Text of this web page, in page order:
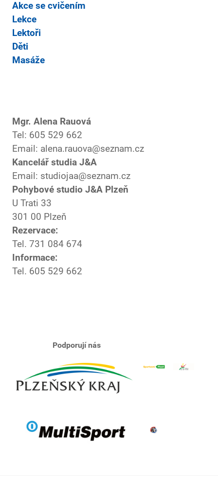
Akce se cvičením
Lekce
Lektoři
Děti
Masáže
Mgr. Alena Rauová
Tel: 605 529 662
Email: alena.rauova@seznam.cz
Kancelář studia J&A
Email: studiojaa@seznam.cz
Pohybové studio J&A Plzeň
U Trati 33
301 00 Plzeň
Rezervace:
Tel. 731 084 674
Informace:
Tel. 605 529 662
Podporují nás